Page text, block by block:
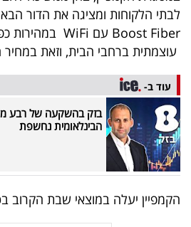
ניוזלטרים
מייל
אדום
לבתי הלקוחות ומציגה את הדור
עוצמתית ברחבי הבית, וזאת
עוד ב-
בזק בהשקעה של רבע
הבינלאומית נחשפת
הקמפיין יעלה במוצאי שבת הקרוב